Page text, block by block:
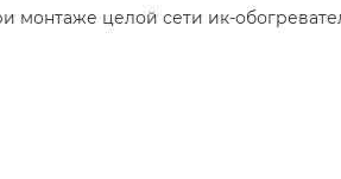
монтаже целой сети ик-